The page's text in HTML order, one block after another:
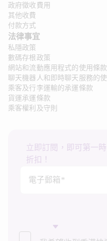
政府徵收費用
其他收費
付款方式
法律事宜
私隱政策
數碼存根政策
網站和流動應用程式的使用條款
聊天機器人和即時聊天服務的
乘客及行李運輸的承運條款
貨運承運條款
乘客權利及守則
立即訂閱，即可第一
折扣！
電子郵箱*